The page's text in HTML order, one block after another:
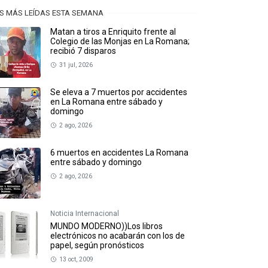
MÁS LEÍDAS ESTA SEMANA
Matan a tiros a Enriquito frente al
Colegio de las Monjas en La Romana;
recibió 7 disparos
31 jul, 2026
Se eleva a 7 muertos por accidentes
en La Romana entre sábado y
domingo
2 ago, 2026
6 muertos en accidentes La Romana
entre sábado y domingo
2 ago, 2026
Noticia Internacional
MUNDO MODERNO))Los libros
electrónicos no acabarán con los de
papel, según pronósticos
13 oct, 2009